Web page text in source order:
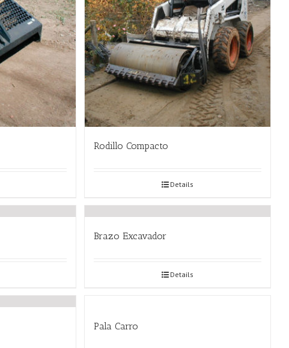
Rodillo Compacto
Details
Brazo Excavador
Details
Pala Carro